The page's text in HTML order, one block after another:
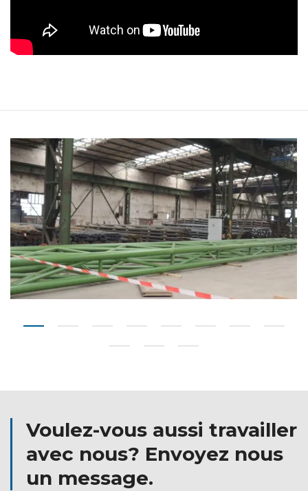
Voulez-vous aussi travailler
avec nous? Envoyez nous
un message.